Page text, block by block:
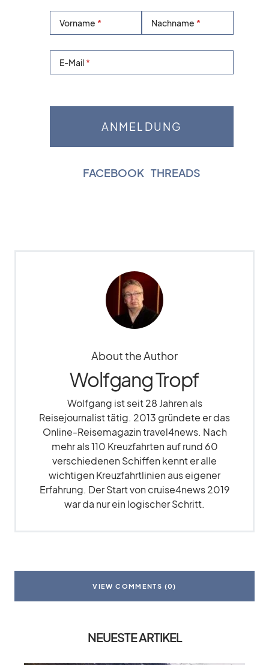
Vorname Nachname
E-Mail
FACEBOOK THREADS
About the Author
Wolfgang Tropf
Wolfgang ist seit 28 Jahren als
Reisejournalist tätig. 2013 gründete er das
Online-Reisemagazin travel4news. Nach
mehr als 110 Kreuzfahrten auf rund 60
verschiedenen Schiffen kennt er alle
wichtigen Kreuzfahrtlinien aus eigener
Erfahrung. Der Start von cruise4news 2019
war da nur ein logischer Schritt.
VIEW COMMENTS (0)
NEUESTE ARTIKEL